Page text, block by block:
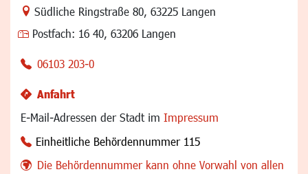
Link zur Google-Maps Navigation
Südliche Ringstraße 80, 63225 Langen
Postfach: 16 40, 63206 Langen
06103 203-0
Anfahrt
E-Mail-Adressen der Stadt im Impressum
Einheitliche Behördennummer 115
Die Behördennummer kann ohne Vorwahl von allen